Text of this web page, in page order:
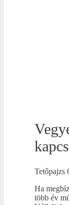
Tetőpajzs
Ha
több év